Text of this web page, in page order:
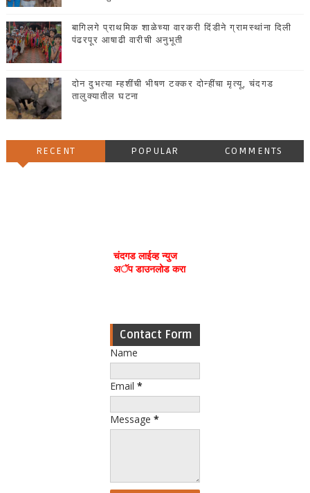
बागिलगे प्राथमिक शाळेच्या वारकरी दिंडीने ग्रामस्थांना दिली
पंढरपूर आषाढी वारीची अनुभूती
दोन दुभत्या म्हशींची भीषण टक्कर दोन्हींचा मृत्यू, चंदगड
तालुक्यातील घटना
RECENT POPULAR COMMENTS
चंदगड लाईव्ह न्युज
अॅप डाउनलोड करा
Contact Form
Name
Email *
Message *